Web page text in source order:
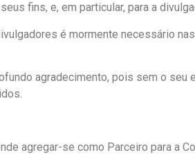
fins, e, em particular, para a
é mormente necessário
agradecimento, pois sem o
agregar-se como Parceiro para a